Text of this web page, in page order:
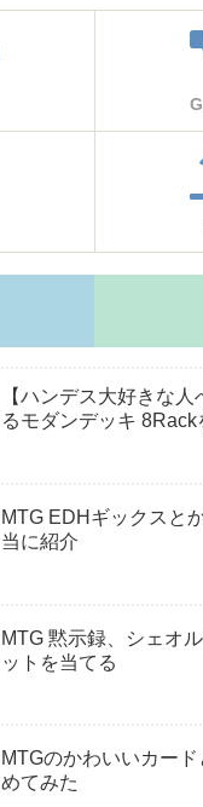
【ハンデス大好きな
るモダンデッキ 8Rack
MTG EDHギックスと
当に紹介
MTG 黙示録、シェオ
ットを当てる
MTGのかわいいカー
めてみた